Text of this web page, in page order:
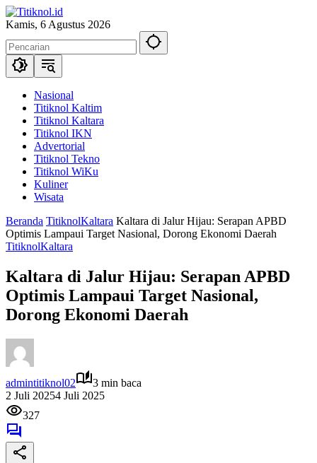
Langsung
ke
Kamis, 6 Agustus 2026
Nasional
Titiknol Kaltim
Titiknol Kaltara
Titiknol IKN
Advertorial
Titiknol Tekno
Titiknol WiKu
Kuliner
Wisata
Beranda TitiknolKaltara Kaltara di Jalur Hijau: Serapan APBD
Optimis Lampaui Target Nasional, Dorong Ekonomi Daerah
TitiknolKaltara
Kaltara di Jalur Hijau: Serapan APBD
Optimis Lampaui Target Nasional,
Dorong Ekonomi Daerah
admintitiknol02
3 min baca
2 Juli 20254 Juli 2025
327